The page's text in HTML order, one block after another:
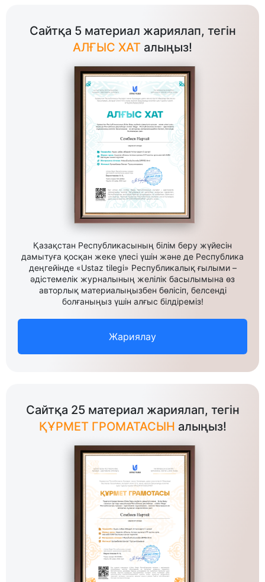
Сайтқа 5 материал жариялап, тегін
АЛҒЫС ХАТ алыңыз!
Қазақстан Республикасының білім беру жүйесін
дамытуға қосқан жеке үлесі үшін және де Республика
деңгейінде «Ustaz tilegi» Республикалық ғылыми –
әдістемелік журналының желілік басылымына өз
авторлық материалыңызбен бөлісіп, белсенді
болғаныңыз үшін алғыс білдіреміз!
Жариялау
Сайтқа 25 материал жариялап, тегін
ҚҰРМЕТ ГРОМАТАСЫН алыңыз!